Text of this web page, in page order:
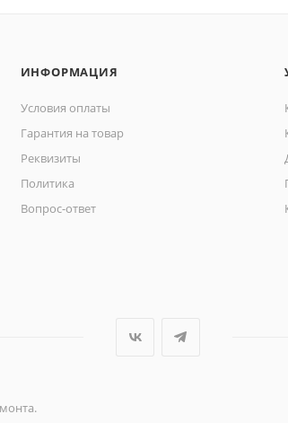
ИНФОРМАЦИЯ
Условия оплаты
Гарантия на товар
Реквизиты
Политика
Вопрос-ответ